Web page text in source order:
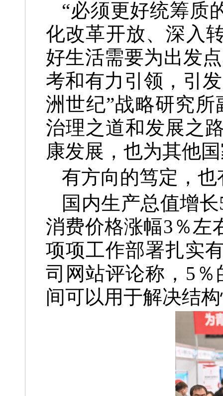
“必须更好统筹质
化改革开放、深入
好生活需要为出发
考和有力引领，引
洲世纪”战略研究
治理之道和发展之
康发展，也为其他
有方向的笃定，
国内生产总值增
消费价格涨幅3％
项项工作部署扎实
司网站评论称，5
间可以用于解决结